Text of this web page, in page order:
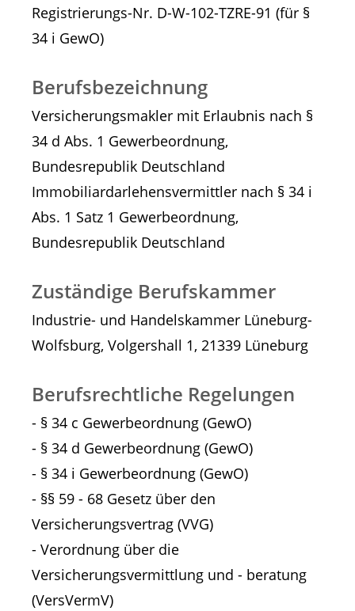
Registrierungs-Nr. D-W-102-TZRE-91 (für §
34 i GewO)
Berufsbezeichnung
Versicherungsmakler mit Erlaubnis nach §
34 d Abs. 1 Gewerbeordnung,
Bundesrepublik Deutschland
Immobiliardarlehensvermittler nach § 34 i
Abs. 1 Satz 1 Gewerbeordnung,
Bundesrepublik Deutschland
Zuständige Berufskammer
Industrie- und Handelskammer Lüneburg-
Wolfsburg, Volgershall 1, 21339 Lüneburg
Berufsrechtliche Regelungen
- § 34 c Gewerbeordnung (GewO)
- § 34 d Gewerbeordnung (GewO)
- § 34 i Gewerbeordnung (GewO)
- §§ 59 - 68 Gesetz über den
Versicherungsvertrag (VVG)
- Verordnung über die
Versicherungsvermittlung und - beratung
(VersVermV)